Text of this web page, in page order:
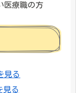
医療職の方
見る
見る